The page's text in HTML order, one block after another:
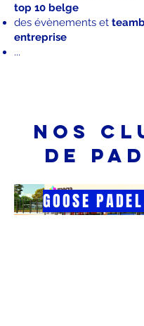
top 10 belge
des évènements et
entreprise​
...
nos
de
GOOSE